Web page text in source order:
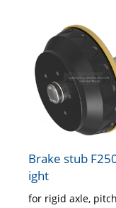
Brake stub
ight
for rigid axle,